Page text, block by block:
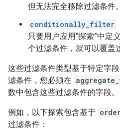
但无法完全移除过滤条件。
conditionally_filter
只要用户应用“探索”中定
个过滤条件，就可以覆盖
这些过滤条件类型基于特定字
滤条件，您必须在
数中包含这些过滤条件的字段。
例如，以下探索包含基于
过滤条件：